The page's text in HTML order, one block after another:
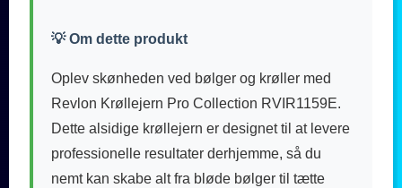
💡 Om dette produkt
Oplev skønheden ved bølger og krøller med
Revlon Krøllejern Pro Collection RVIR1159E.
Dette alsidige krøllejern er designet til at levere
professionelle resultater derhjemme, så du
nemt kan skabe alt fra bløde bølger til tætte